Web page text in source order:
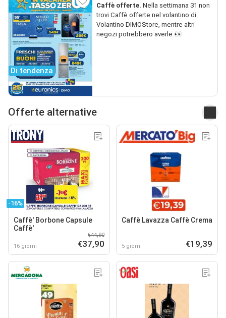
Di tendenza
Caffè offerte. Nella settimana 31 non
trovi Caffè offerte nel volantino di
Volantino DIMOStore, mentre altri
negozi potrebbero averle.👀
Offerte alternative
-16%
Caffè' Borbone Capsule
Caffè'
16 giorni
€44,90
€37,90
Caffè Lavazza Caffè Crema
5 giorni €19,39